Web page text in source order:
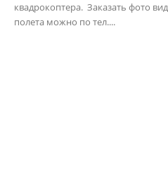
квадрокоптера. Заказать фото
полета можно по тел....